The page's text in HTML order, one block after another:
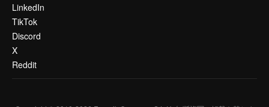
LinkedIn
TikTok
Discord
X
Reddit